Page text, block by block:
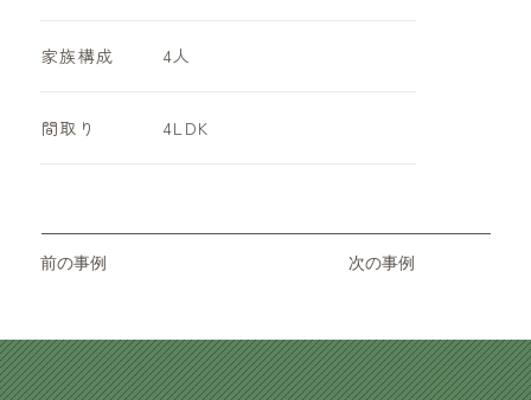
前の事例 次の事例
家族構成 4人
​間取り 4LDK